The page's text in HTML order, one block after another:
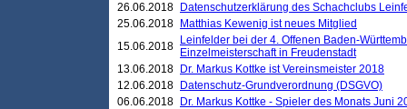
26.06.2018
Datenschutzerklärung des Schachclubs
25.06.2018
Matthias Kewenig ist neues Mitglied
15.06.2018
Leinfelder bei der 4. Offenen Baden-
Einzelmeisterschaft in Freudenstadt
13.06.2018
Dr. Markus Kottke ist Vereinsmeister 2018
12.06.2018
Datenschutz-Grundverordnung (DSGVO)
06.06.2018
Dr. Markus Kottke - Spieler des Monats Juni